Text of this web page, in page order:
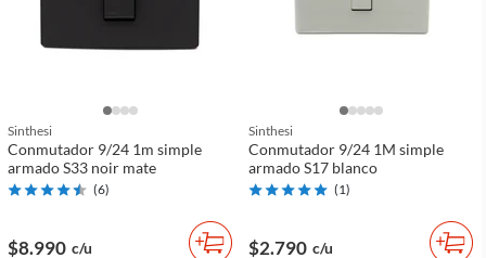
Sinthesi
Conmutador 9/24 1m simple
armado S33 noir mate
(6)
$8.990 c/u
Sinthesi
Conmutador 9/24 1M simple
armado S17 blanco
(1)
$2.790 c/u